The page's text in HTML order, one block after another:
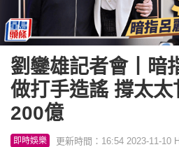
劉鑾雄記者會丨暗
做打手造謠 撐太太
200億
即時娛樂 更新時間：16:54 2023-11-10